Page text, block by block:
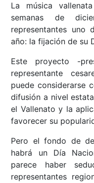
La música
semanas de
representantes uno
año: la fijación de su
Este proyecto -
representante
puede considerarse
difusión a nivel
el Vallenato y la
favorecer su
Pero el fondo de
habrá un Día
parece haber
representantes